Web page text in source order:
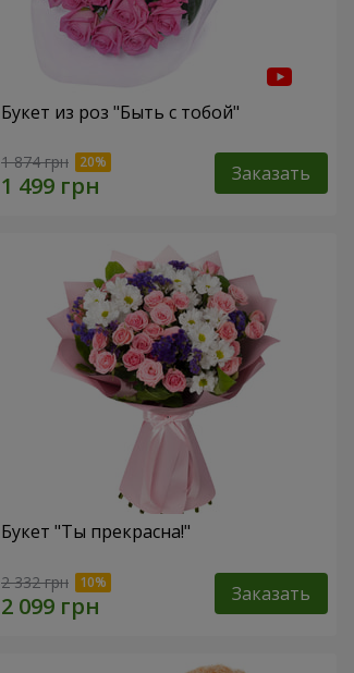
Букет из роз "Быть с тобой"
1 874 грн Заказать
Букет "Ты прекрасна!"
2 332 грн Заказать